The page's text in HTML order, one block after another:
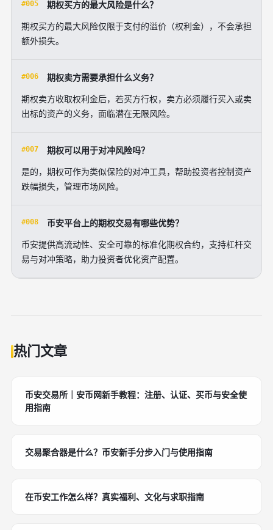
#005 期权买方的最大风险是什么？
期权买方的最大风险仅限于支付的溢价（权利金），不会承担
额外损失。
#006 期权卖方需要承担什么义务？
期权卖方收取权利金后，若买方行权，卖方必须履行买入或卖
出标的资产的义务，面临潜在无限风险。
#007 期权可以用于对冲风险吗？
是的，期权可作为类似保险的对冲工具，帮助投资者控制资产
跌幅损失，管理市场风险。
#008 币安平台上的期权交易有哪些优势？
币安提供高流动性、安全可靠的标准化期权合约，支持杠杆交
易与对冲策略，助力投资者优化资产配置。
热门文章
币安交易所｜安币网新手教程：注册、认证、买币与安全使
用指南
交易聚合器是什么？币安新手分步入门与使用指南
在币安工作怎么样？真实福利、文化与求职指南